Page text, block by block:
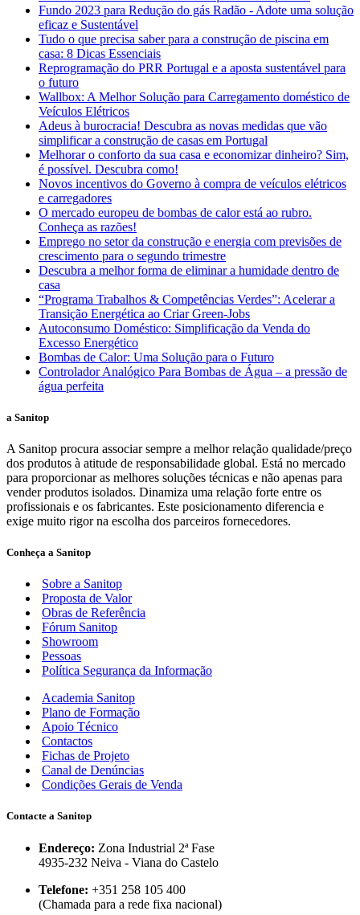
Fundo 2023 para Redução do gás Radão - Adote uma solução
eficaz e Sustentável
Tudo o que precisa saber para a construção de piscina em
casa: 8 Dicas Essenciais
Reprogramação do PRR Portugal e a aposta sustentável para
o futuro
Wallbox: A Melhor Solução para Carregamento doméstico de
Veículos Elétricos
Adeus à burocracia! Descubra as novas medidas que vão
simplificar a construção de casas em Portugal
Melhorar o conforto da sua casa e economizar dinheiro? Sim,
é possível. Descubra como!
Novos incentivos do Governo à compra de veículos elétricos
e carregadores
O mercado europeu de bombas de calor está ao rubro.
Conheça as razões!
Emprego no setor da construção e energia com previsões de
crescimento para o segundo trimestre
Descubra a melhor forma de eliminar a humidade dentro de
casa
“Programa Trabalhos & Competências Verdes”: Acelerar a
Transição Energética ao Criar Green-Jobs
Autoconsumo Doméstico: Simplificação da Venda do
Excesso Energético
Bombas de Calor: Uma Solução para o Futuro
Controlador Analógico Para Bombas de Água – a pressão de
água perfeita
a Sanitop
A Sanitop procura associar sempre a melhor relação qualidade/preço
dos produtos à atitude de responsabilidade global. Está no mercado
para proporcionar as melhores soluções técnicas e não apenas para
vender produtos isolados. Dinamiza uma relação forte entre os
profissionais e os fabricantes. Este posicionamento diferencia e
exige muito rigor na escolha dos parceiros fornecedores.
Conheça a Sanitop
Sobre a Sanitop
Proposta de Valor
Obras de Referência
Fórum Sanitop
Showroom
Pessoas
Política Segurança da Informação
Academia Sanitop
Plano de Formação
Apoio Técnico
Contactos
Fichas de Projeto
Canal de Denúncias
Condições Gerais de Venda
Contacte a Sanitop
Endereço: Zona Industrial 2ª Fase
4935-232 Neiva - Viana do Castelo
Telefone: +351 258 105 400
(Chamada para a rede fixa nacional)